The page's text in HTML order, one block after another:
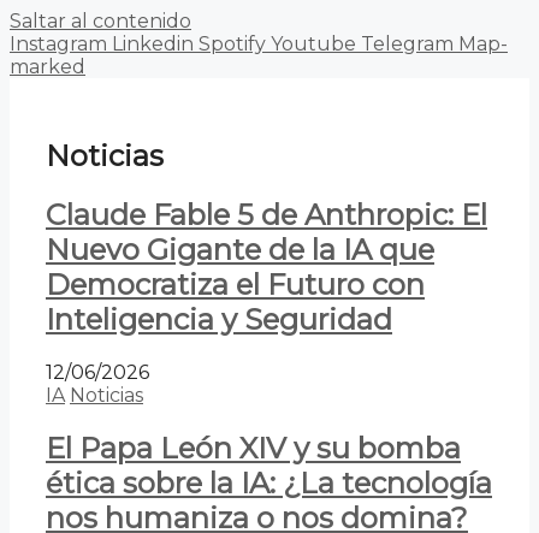
Saltar al contenido
Instagram Linkedin Spotify Youtube Telegram Map-
marked
Noticias
Claude Fable 5 de Anthropic: El
Nuevo Gigante de la IA que
Democratiza el Futuro con
Inteligencia y Seguridad
12/06/2026
IA Noticias
El Papa León XIV y su bomba
ética sobre la IA: ¿La tecnología
nos humaniza o nos domina?